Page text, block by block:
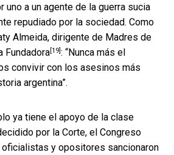
uno a un agente de la guerra sucia
repudiado por la sociedad. Como
Almeida, dirigente de Madres de
Fundadora[19]: “Nunca más el
convivir con los asesinos más
argentina”.
ya tiene el apoyo de la clase
por la Corte, el Congreso
oficialistas y opositores sancionaron